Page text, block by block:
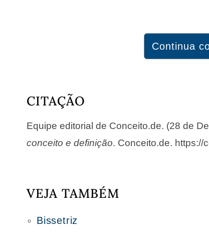
Continua
CITAÇÃO
Equipe editorial de Conceito.de. (28 de
conceito e definição. Conceito.de. https://
VEJA TAMBÉM
Bissetriz